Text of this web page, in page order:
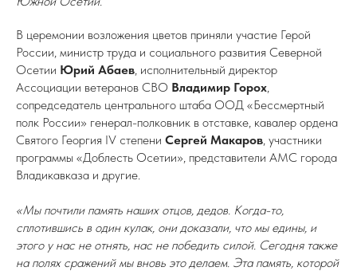
В церемонии возложения цветов приняли участие Герой
России, министр труда и социального развития Северной
Осетии Юрий Абаев, исполнительный директор
Ассоциации ветеранов СВО Владимир Горох,
сопредседатель центрального штаба ООД «Бессмертный
полк России» генерал-полковник в отставке, кавалер ордена
Святого Георгия IV степени Сергей Макаров, участники
программы «Доблесть Осетии», представители АМС города
Владикавказа и другие.
«Мы почтили память наших отцов, дедов. Когда-то,
сплотившись в один кулак, они доказали, что мы едины, и
этого у нас не отнять, нас не победить силой. Сегодня также
на полях сражений мы вновь это делаем. Эта память, которой